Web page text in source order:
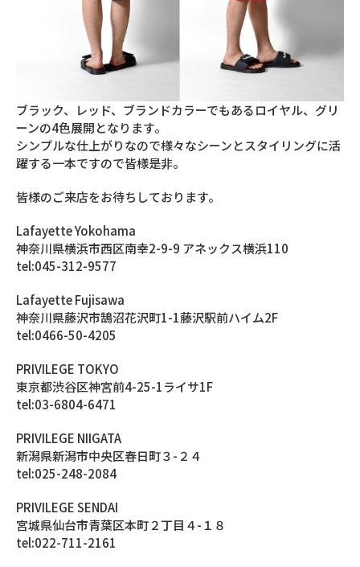
ブラック、レッド、ブランドカラーでもあるロイヤル、グリ
ーンの4色展開となります。
シンプルな仕上がりなので様々なシーンとスタイリングに活
躍する一本ですので皆様是非。
皆様のご来店をお待ちしております。
Lafayette Yokohama
神奈川県横浜市西区南幸2-9-9 アネックス横浜110
tel:045-312-9577
Lafayette Fujisawa
神奈川県藤沢市鵠沼花沢町1-1藤沢駅前ハイム2F
tel:0466-50-4205
PRIVILEGE TOKYO
東京都渋谷区神宮前4-25-1ライサ1F
tel:03-6804-6471
PRIVILEGE NIIGATA
新潟県新潟市中央区春日町３-２４
tel:025-248-2084
PRIVILEGE SENDAI
宮城県仙台市青葉区本町２丁目４-１８
tel:022-711-2161